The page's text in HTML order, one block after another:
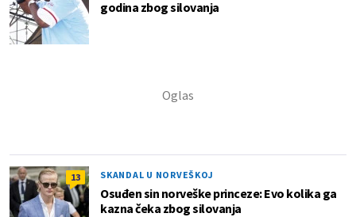
godina zbog silovanja
13 SKANDAL U NORVEŠKOJ
Osuđen sin norveške princeze: Evo kolika ga
kazna čeka zbog silovanja